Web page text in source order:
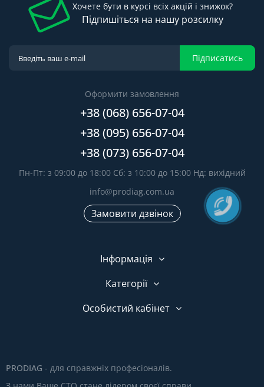
Хочете бути в курсі всіх акцій і знижок?
Підпишіться на нашу розсилку
Підписатись
Оформити замовлення
+38 (068) 656-07-04
+38 (095) 656-07-04
+38 (073) 656-07-04
Пн-Пт: з 09:00 до 18:00 Сб: з 10:00 до 15:00 Нд: вихідний
info@prodiag.com.ua
Замовити дзвінок
Інформація
Категорії
Особистий кабінет
PRODIAG - для справжніх професіоналів.